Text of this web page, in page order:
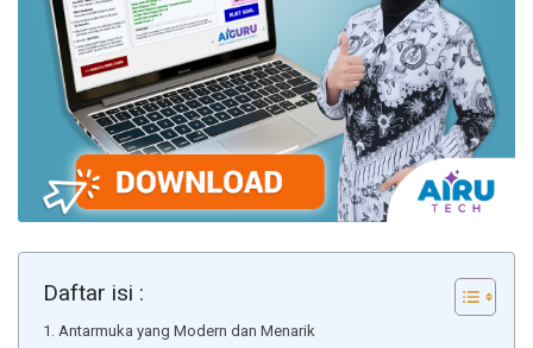
Daftar isi :
1. Antarmuka yang Modern dan Menarik